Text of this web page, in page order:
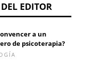
EDITOR
a un
de psicoterapia?